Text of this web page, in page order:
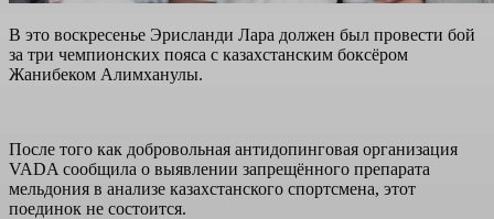
В это воскресенье Эрисланди Лара должен был провести бой
за три чемпионских пояса с казахстанским боксёром
Жанибеком Алимханулы.
После того как добровольная антидопинговая организация
VADA сообщила о выявлении запрещённого препарата
мельдония в анализе казахстанского спортсмена, этот
поединок не состоится.